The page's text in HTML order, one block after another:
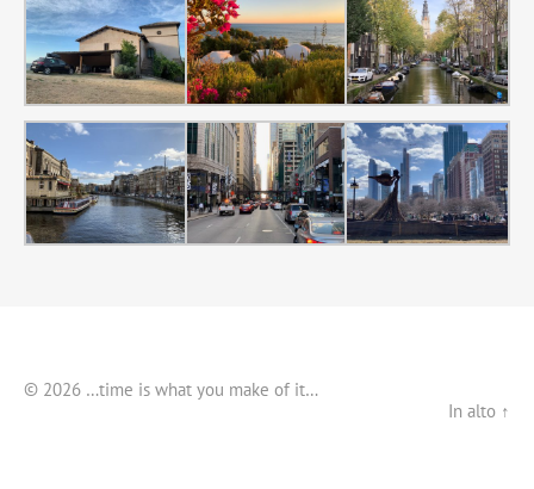
© 2026 …time is what you make of it…
In alto ↑